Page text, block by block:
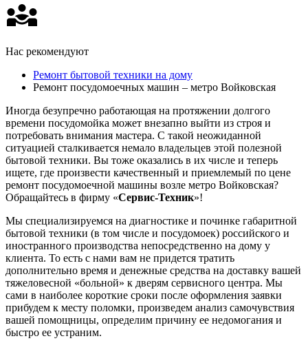
Нас рекомендуют
Ремонт бытовой техники на дому
Ремонт посудомоечных машин – метро Войковская
Иногда безупречно работающая на протяжении долгого
времени посудомойка может внезапно выйти из строя и
потребовать внимания мастера. С такой неожиданной
ситуацией сталкивается немало владельцев этой полезной
бытовой техники. Вы тоже оказались в их числе и теперь
ищете, где произвести качественный и приемлемый по цене
ремонт посудомоечной машины возле метро Войковская?
Обращайтесь в фирму «Сервис-Техник»!
Мы специализируемся на диагностике и починке габаритной
бытовой техники (в том числе и посудомоек) российского и
иностранного производства непосредственно на дому у
клиента. То есть с нами вам не придется тратить
дополнительно время и денежные средства на доставку вашей
тяжеловесной «больной» к дверям сервисного центра. Мы
сами в наиболее короткие сроки после оформления заявки
прибудем к месту поломки, произведем анализ самочувствия
вашей помощницы, определим причину ее недомогания и
быстро ее устраним.